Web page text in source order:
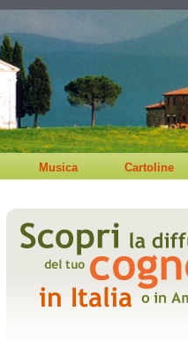
Musica Cartoline